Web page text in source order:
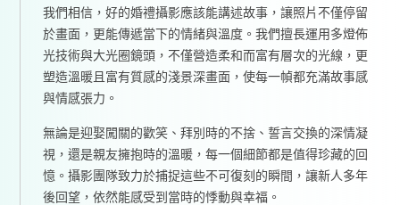
我們相信，好的婚禮攝影應該能講述故事，讓照片不僅停留
於畫面，更能傳遞當下的情緒與溫度。我們擅長運用多燈佈
光技術與大光圈鏡頭，不僅營造柔和而富有層次的光線，更
塑造溫暖且富有質感的淺景深畫面，使每一幀都充滿故事感
與情感張力。
無論是迎娶闖關的歡笑、拜別時的不捨、誓言交換的深情凝
視，還是親友擁抱時的溫暖，每一個細節都是值得珍藏的回
憶。攝影團隊致力於捕捉這些不可復刻的瞬間，讓新人多年
後回望，依然能感受到當時的悸動與幸福。